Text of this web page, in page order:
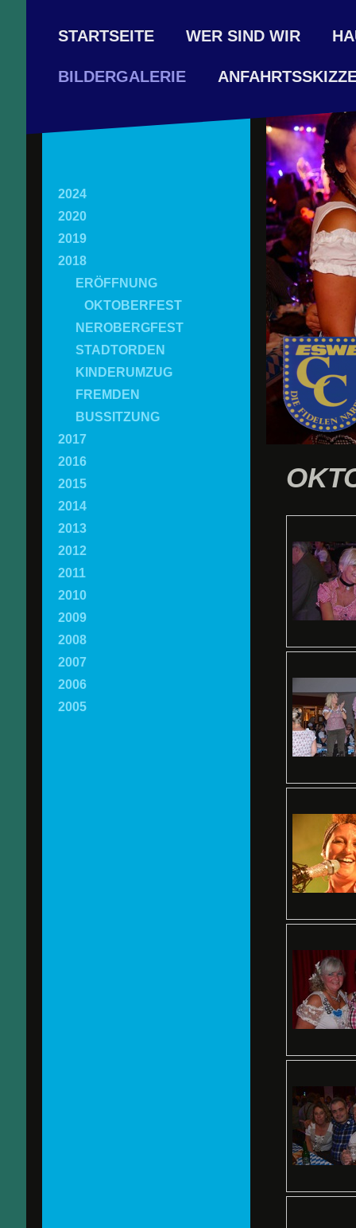
STARTSEITE WER SIND WIR
BILDERGALERIE
2024
2020
2019
2018
ERÖFFNUNG
OKTOBERFEST
NEROBERGFEST
STADTORDEN
KINDERUMZUG
FREMDEN
BUSSITZUNG
2017
2016
2015
2014
2013
2012
2011
2010
2009
2008
2007
2006
2005